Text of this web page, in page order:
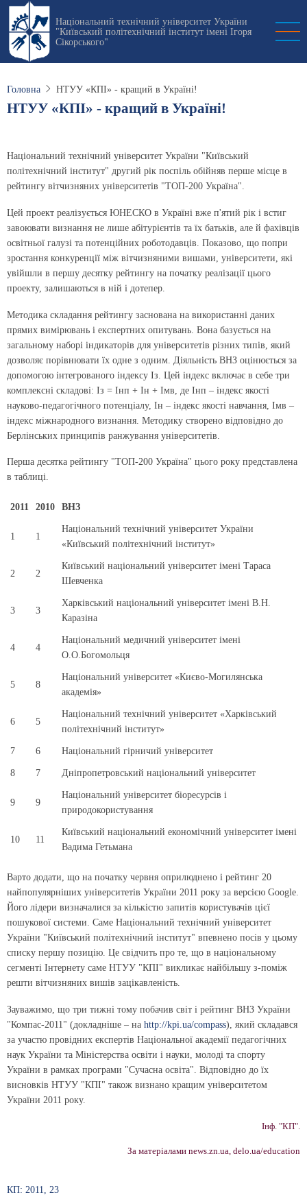
Перейти
основного
вмісту
Національний технічний університет України
"Київський політехнічний інститут імені Ігоря
Сікорського"
Головна НТУУ «КПІ» - кращий в Україні!
НТУУ «КПІ» - кращий в Україні!
Національний технічний університет України "Київський
політехнічний інститут" другий рік поспіль обійняв перше місце в
рейтингу вітчизняних університетів "ТОП-200 Україна".
Цей проект реалізується ЮНЕСКО в Україні вже п'ятий рік і встиг
завоювати визнання не лише абітурієнтів та їх батьків, але й фахівців
освітньої галузі та потенційних роботодавців. Показово, що попри
зростання конкуренції між вітчизняними вишами, університети, які
увійшли в першу десятку рейтингу на початку реалізації цього
проекту, залишаються в ній і дотепер.
Методика складання рейтингу заснована на використанні даних
прямих вимірювань і експертних опитувань. Вона базується на
загальному наборі індикаторів для університетів різних типів, який
дозволяє порівнювати їх одне з одним. Діяльність ВНЗ оцінюється за
допомогою інтегрованого індексу Iз. Цей індекс включає в себе три
комплексні складові: Iз = Iнп + Iн + Iмв, де Iнп – індекс якості
науково-педагогічного потенціалу, Iн – індекс якості навчання, Iмв –
індекс міжнародного визнання. Методику створено відповідно до
Берлінських принципів ранжування університетів.
Перша десятка рейтингу "ТОП-200 Україна" цього року представлена
в таблиці.
2011 2010 ВНЗ
1 1
Національний технічний університет України
«Київський політехнічний інститут»
2 2
Київський національний університет імені Тараса
Шевченка
3 3
Харківський національний університет імені В.Н.
Каразіна
4 4
Національний медичний університет імені
О.О.Богомольця
5 8
Національний університет «Києво-Могилянська
академія»
6 5
Національний технічний університет «Харківський
політехнічний інститут»
7 6 Національний гірничий університет
8 7 Дніпропетровський національний університет
9 9
Національний університет біоресурсів і
природокористування
10 11
Київський національний економічний університет імені
Вадима Гетьмана
Варто додати, що на початку червня оприлюднено і рейтинг 20
найпопулярніших університетів України 2011 року за версією Google.
Його лідери визначалися за кількістю запитів користувачів цієї
пошукової системи. Саме Національний технічний університет
України "Київський політехнічний інститут" впевнено посів у цьому
списку першу позицію. Це свідчить про те, що в національному
сегменті Інтернету саме НТУУ "КПІ" викликає найбільшу з-поміж
решти вітчизняних вишів зацікавленість.
Зауважимо, що три тижні тому побачив світ і рейтинг ВНЗ України
"Компас-2011" (докладніше – на http://kpi.ua/compass), який складався
за участю провідних експертів Національної академії педагогічних
наук України та Міністерства освіти і науки, молоді та спорту
України в рамках програми "Сучасна освіта". Відповідно до їх
висновків НТУУ "КПІ" також визнано кращим університетом
України 2011 року.
Інф. "КП".
За матеріалами news.zn.ua, delo.ua/education
КП: 2011, 23